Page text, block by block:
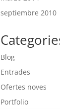
septiembre 2010
Blog
Entrades
Ofertes noves
Portfolio